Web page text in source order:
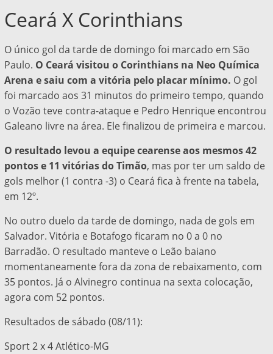
Ceará X Corinthians
O único gol da tarde de domingo foi marcado em São
Paulo. O Ceará visitou o Corinthians na Neo Química
Arena e saiu com a vitória pelo placar mínimo. O gol
foi marcado aos 31 minutos do primeiro tempo, quando
o Vozão teve contra-ataque e Pedro Henrique encontrou
Galeano livre na área. Ele finalizou de primeira e marcou.
O resultado levou a equipe cearense aos mesmos 42
pontos e 11 vitórias do Timão, mas por ter um saldo de
gols melhor (1 contra -3) o Ceará fica à frente na tabela,
em 12º.
No outro duelo da tarde de domingo, nada de gols em
Salvador. Vitória e Botafogo ficaram no 0 a 0 no
Barradão. O resultado manteve o Leão baiano
momentaneamente fora da zona de rebaixamento, com
35 pontos. Já o Alvinegro continua na sexta colocação,
agora com 52 pontos.
Resultados de sábado (08/11):
Sport 2 x 4 Atlético-MG